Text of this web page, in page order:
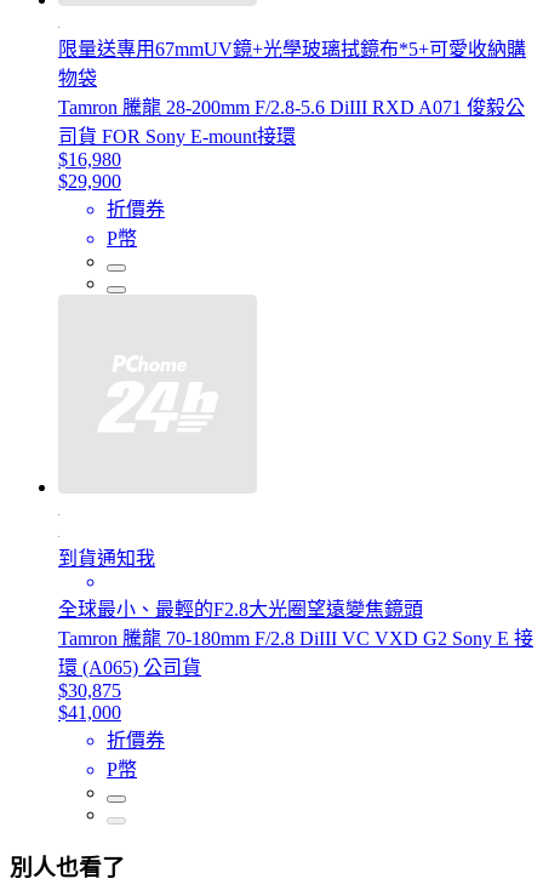
限量送專用67mmUV鏡+光學玻璃拭鏡布*5+可愛收納購
物袋
Tamron 騰龍 28-200mm F/2.8-5.6 DiIII RXD A071 俊毅公
司貨 FOR Sony E-mount接環
$16,980
$29,900
折價券
P幣
到貨通知我
全球最小、最輕的F2.8大光圈望遠變焦鏡頭
Tamron 騰龍 70-180mm F/2.8 DiIII VC VXD G2 Sony E 接
環 (A065) 公司貨
$30,875
$41,000
折價券
P幣
別人也看了